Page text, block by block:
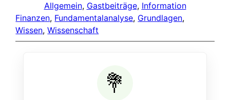
Allgemein, Gastbeiträge, Information
Finanzen, Fundamentalanalyse, Grundlagen
Wissen, Wissenschaft